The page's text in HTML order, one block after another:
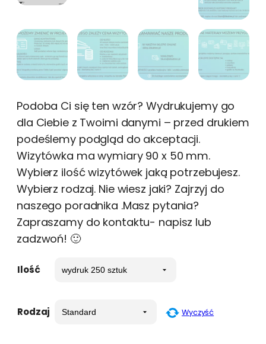
Podoba Ci się ten wzór? Wydrukujemy go
dla Ciebie z Twoimi danymi – przed drukiem
podeślemy podgląd do akceptacji.
Wizytówka ma wymiary 90 x 50 mm.
Wybierz ilość wizytówek jaką potrzebujesz.
Wybierz rodzaj. Nie wiesz jaki? Zajrzyj do
naszego poradnika .Masz pytania?
Zapraszamy do kontaktu- napisz lub
zadzwoń! 🙂
Ilość
Rodzaj Wyczyść